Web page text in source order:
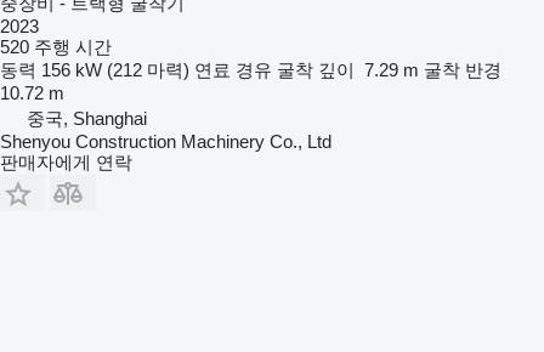
2023
520 주행 시간
동력 156 kW (212 마력) 연료 경유 굴착 깊이 7.29 m 굴착 반경
10.72 m
중국, Shanghai
Shenyou Construction Machinery Co., Ltd
판매자에게 연락